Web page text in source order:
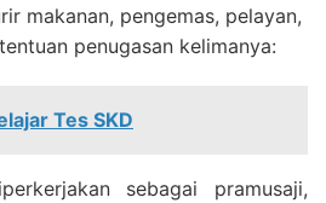
makanan, pengemas, pelayan,
penugasan kelimanya:
Tes SKD
sebagai pramusaji,